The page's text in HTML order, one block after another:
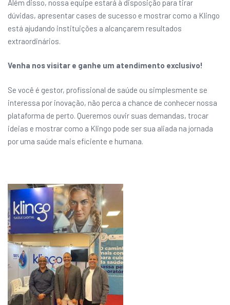
Além disso, nossa equipe estará à disposição para tirar
dúvidas, apresentar cases de sucesso e mostrar como a Klingo
está ajudando instituições a alcançarem resultados
extraordinários.
Venha nos visitar e ganhe um atendimento exclusivo!
Se você é gestor, profissional de saúde ou simplesmente se
interessa por inovação, não perca a chance de conhecer nossa
plataforma de perto. Queremos ouvir suas demandas, trocar
ideias e mostrar como a Klingo pode ser sua aliada na jornada
por uma saúde mais eficiente e humana.